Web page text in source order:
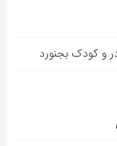
و کودک بجنورد